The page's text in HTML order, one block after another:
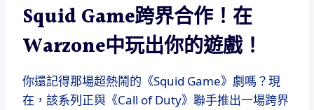
Squid Game跨界合作！在
Warzone中玩出你的遊戲！
你還記得那場超熱鬧的《Squid Game》劇嗎？現
在，該系列正與《Call of Duty》聯手推出一場跨界